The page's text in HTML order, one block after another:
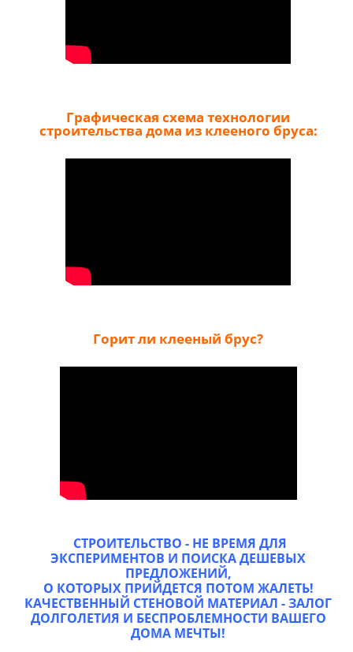
Графическая схема технологии
строительства дома из клееного бруса:
Горит ли клееный брус?
СТРОИТЕЛЬСТВО - НЕ ВРЕМЯ ДЛЯ
ЭКСПЕРИМЕНТОВ И ПОИСКА ДЕШЕВЫХ
ПРЕДЛОЖЕНИЙ,
О КОТОРЫХ ПРИЙДЕТСЯ ПОТОМ ЖАЛЕТЬ!
КАЧЕСТВЕННЫЙ СТЕНОВОЙ МАТЕРИАЛ - ЗАЛОГ
ДОЛГОЛЕТИЯ И БЕСПРОБЛЕМНОСТИ ВАШЕГО
ДОМА МЕЧТЫ!